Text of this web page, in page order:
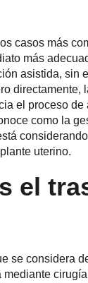
casos más
más
asistida, sin
directamente,
el proceso
como la
uterino.
el
se considera